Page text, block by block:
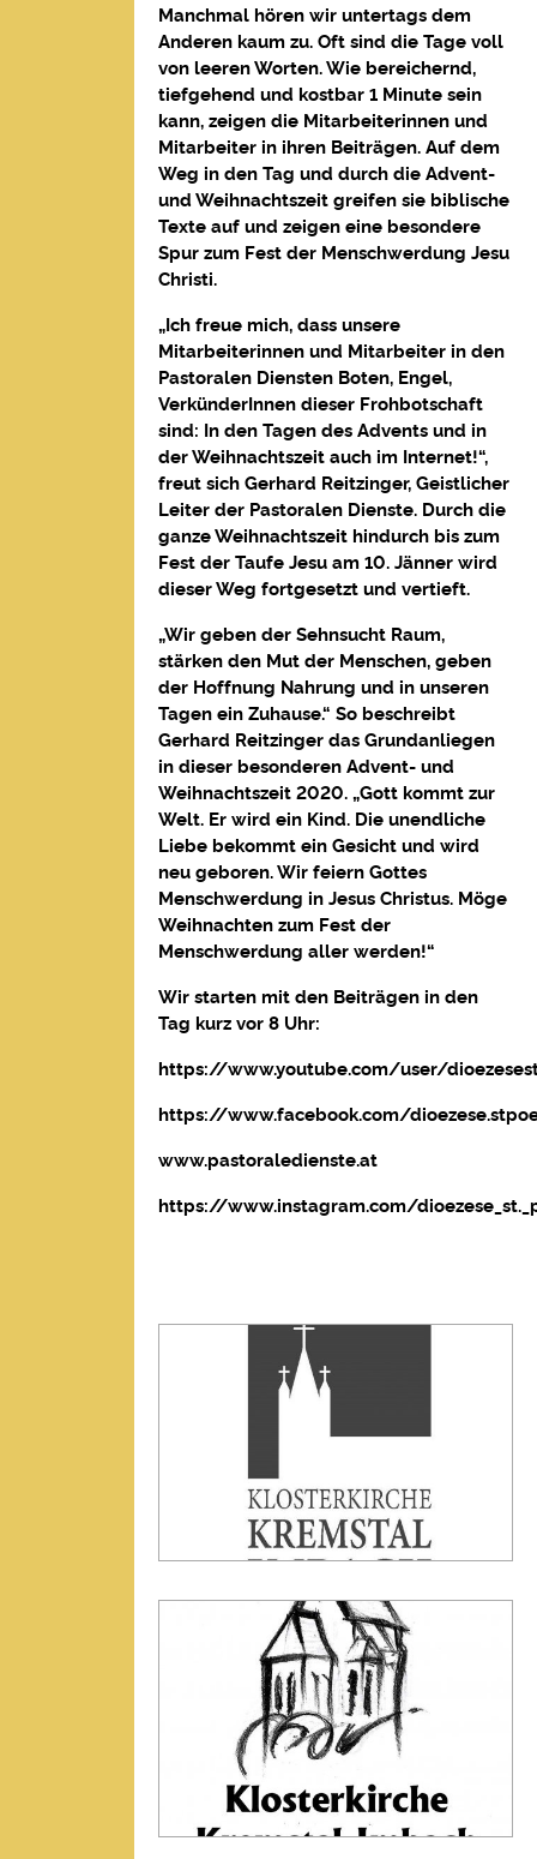
Manchmal hören wir untertags dem
Anderen kaum zu. Oft sind die Tage voll
von leeren Worten. Wie bereichernd,
tiefgehend und kostbar 1 Minute sein
kann, zeigen die Mitarbeiterinnen und
Mitarbeiter in ihren Beiträgen. Auf dem
Weg in den Tag und durch die Advent-
und Weihnachtszeit greifen sie biblische
Texte auf und zeigen eine besondere
Spur zum Fest der Menschwerdung Jesu
Christi.
„Ich freue mich, dass unsere
Mitarbeiterinnen und Mitarbeiter in den
Pastoralen Diensten Boten, Engel,
VerkünderInnen dieser Frohbotschaft
sind: In den Tagen des Advents und in
der Weihnachtszeit auch im Internet!“,
freut sich Gerhard Reitzinger, Geistlicher
Leiter der Pastoralen Dienste. Durch die
ganze Weihnachtszeit hindurch bis zum
Fest der Taufe Jesu am 10. Jänner wird
dieser Weg fortgesetzt und vertieft.
„Wir geben der Sehnsucht Raum,
stärken den Mut der Menschen, geben
der Hoffnung Nahrung und in unseren
Tagen ein Zuhause.“ So beschreibt
Gerhard Reitzinger das Grundanliegen
in dieser besonderen Advent- und
Weihnachtszeit 2020. „Gott kommt zur
Welt. Er wird ein Kind. Die unendliche
Liebe bekommt ein Gesicht und wird
neu geboren. Wir feiern Gottes
Menschwerdung in Jesus Christus. Möge
Weihnachten zum Fest der
Menschwerdung aller werden!“
Wir starten mit den Beiträgen in den
Tag kurz vor 8 Uhr:
https://www.youtube.com/user/
https://www.facebook.com/
www.pastoraledienste.at
https://www.instagram.com/